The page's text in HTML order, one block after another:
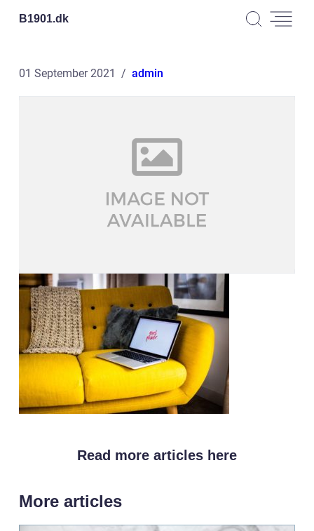
B1901.dk
01 September 2021 admin
Read more articles here
More articles